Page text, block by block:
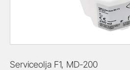
Serviceolja F1, MD-200